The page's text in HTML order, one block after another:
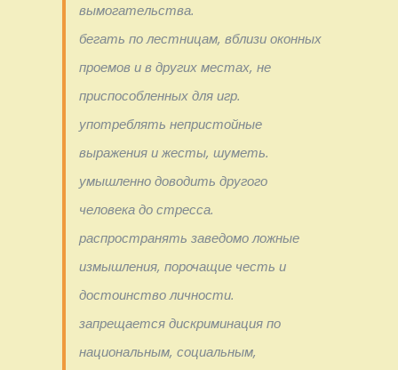
вымогательства.
бегать по лестницам, вблизи оконных
проемов и в других местах, не
приспособленных для игр.
употреблять непристойные
выражения и жесты, шуметь.
умышленно доводить другого
человека до стресса.
распространять заведомо ложные
измышления, порочащие честь и
достоинство личности.
запрещается дискриминация по
национальным, социальным,